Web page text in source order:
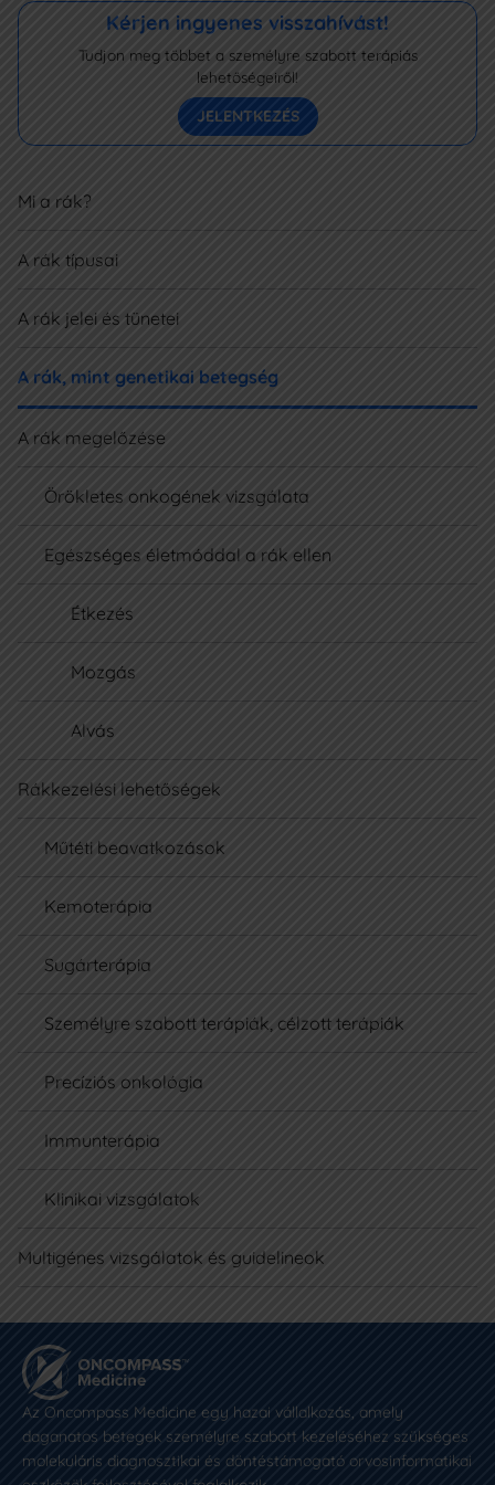
Kérjen ingyenes visszahívást!
Tudjon meg többet a személyre szabott terápiás
lehetőségeiről!
JELENTKEZÉS
Mi a rák?
A rák típusai
A rák jelei és tünetei
A rák, mint genetikai betegség
A rák megelőzése
Örökletes onkogének vizsgálata
Egészséges életmóddal a rák ellen
Étkezés
Mozgás
Alvás
Rákkezelési lehetőségek
Műtéti beavatkozások
Kemoterápia
Sugárterápia
Személyre szabott terápiák, célzott terápiák
Precíziós onkológia
Immunterápia
Klinikai vizsgálatok
Multigénes vizsgálatok és guidelineok
Az Oncompass Medicine egy hazai vállalkozás, amely
daganatos betegek személyre szabott kezeléséhez szükséges
molekuláris diagnosztikai és döntéstámogató orvosinformatikai